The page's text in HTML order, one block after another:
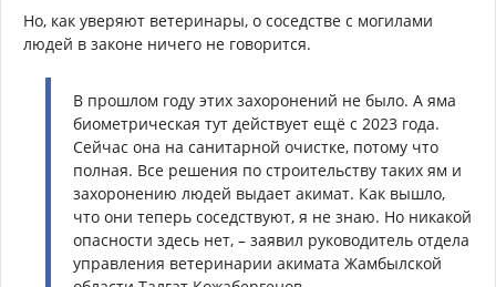
Но, как уверяют ветеринары, о соседстве с могилами
людей в законе ничего не говорится.
В прошлом году этих захоронений не было. А яма
биометрическая тут действует ещё с 2023 года.
Сейчас она на санитарной очистке, потому что
полная. Все решения по строительству таких ям и
захоронению людей выдает акимат. Как вышло,
что они теперь соседствуют, я не знаю. Но никакой
опасности здесь нет, – заявил руководитель отдела
управления ветеринарии акимата Жамбылской